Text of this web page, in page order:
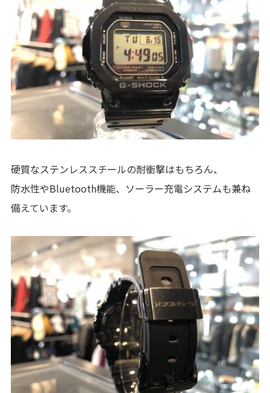
硬質なステンレススチールの耐衝撃はもちろん、
防水性やBluetooth機能、ソーラー充電システムも兼ね
備えています。